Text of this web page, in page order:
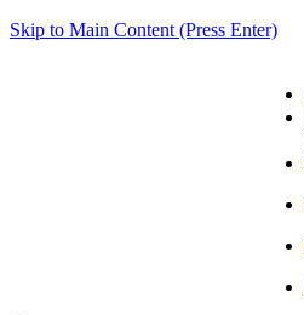
Skip to Main Content (Press Enter)